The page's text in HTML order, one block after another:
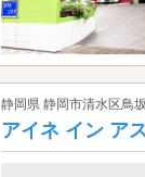
静岡県 静岡市清水区鳥坂
アイネ イン ア